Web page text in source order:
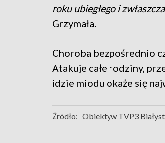
roku ubiegłego i
Grzymała.
Choroba bezpośrednio
Atakuje całe rodziny,
idzie miodu okaże się
Źródło: Obiektyw TVP3